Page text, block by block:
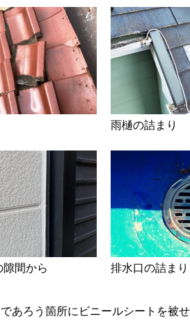
雨樋の詰まり
隙間から 排水口の詰まり
あろう箇所にビニールシートを被